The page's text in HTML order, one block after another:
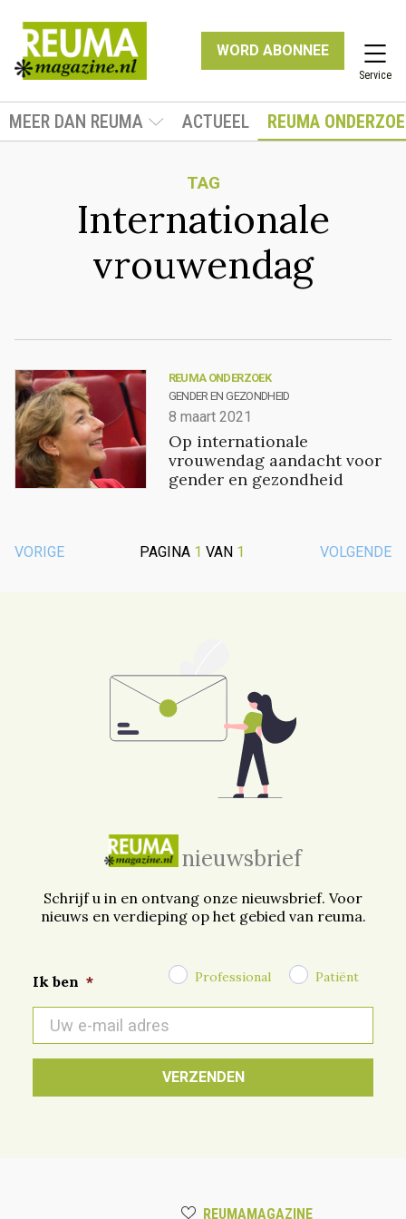
WORD ABONNEE
Service
MEER DAN REUMA ACTUEEL REUMA
TAG
Internationale
vrouwendag
REUMA ONDERZOEK
GENDER EN GEZONDHEID
8 maart 2021
Op internationale
vrouwendag aandacht voor
gender en gezondheid
VORIGE PAGINA 1 VAN 1 VOLGENDE
nieuwsbrief
Schrijf u in en ontvang onze nieuwsbrief. Voor
nieuws en verdieping op het gebied van reuma.
Ik ben * Professional Patiënt
mail
*
REUMAMAGAZINE